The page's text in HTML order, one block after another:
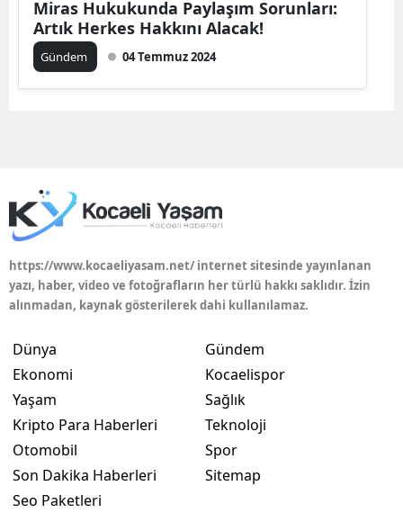
Erzurum
Eskişehir
Giresun
Miras Hukukunda Paylaşım Sorunları:
Artık Herkes Hakkını Alacak!
Gündem 04 Temmuz 2024
https://www.kocaeliyasam.net/ internet sitesinde yayınlanan
yazı, haber, video ve fotoğrafların her türlü hakkı saklıdır. İzin
alınmadan, kaynak gösterilerek dahi kullanılamaz.
Dünya
Ekonomi
Yaşam
Kripto Para Haberleri
Otomobil
Son Dakika Haberleri
Seo Paketleri
Gündem
Kocaelispor
Sağlık
Teknoloji
Spor
Sitemap